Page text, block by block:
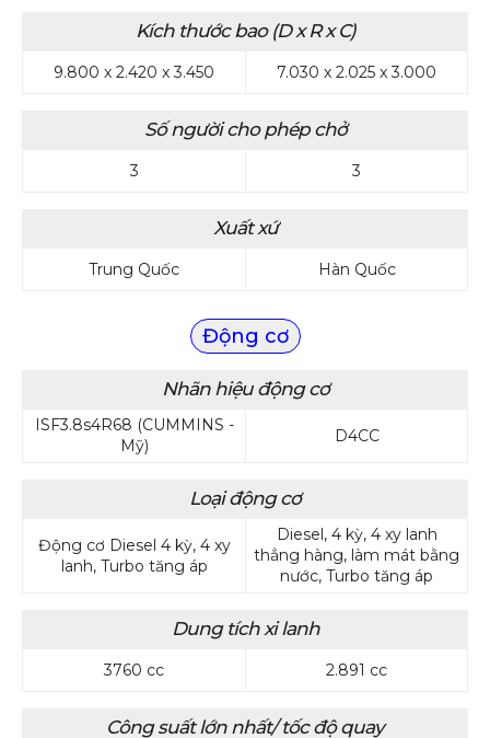
Kích thước bao (D x R x C)
9.800 x 2.420 x 3.450 7.030 x 2.025 x 3.000
Số người cho phép chở
3 3
Xuất xứ
Trung Quốc Hàn Quốc
Động cơ
Nhãn hiệu động cơ
ISF3.8s4R68 (CUMMINS -
Mỹ)
D4CC
Loại động cơ
Động cơ Diesel 4 kỳ, 4 xy
lanh, Turbo tăng áp
Diesel, 4 kỳ, 4 xy lanh
thẳng hàng, làm mát bằng
nước, Turbo tăng áp
Dung tích xi lanh
3760 cc 2.891 cc
Công suất lớn nhất/ tốc độ quay